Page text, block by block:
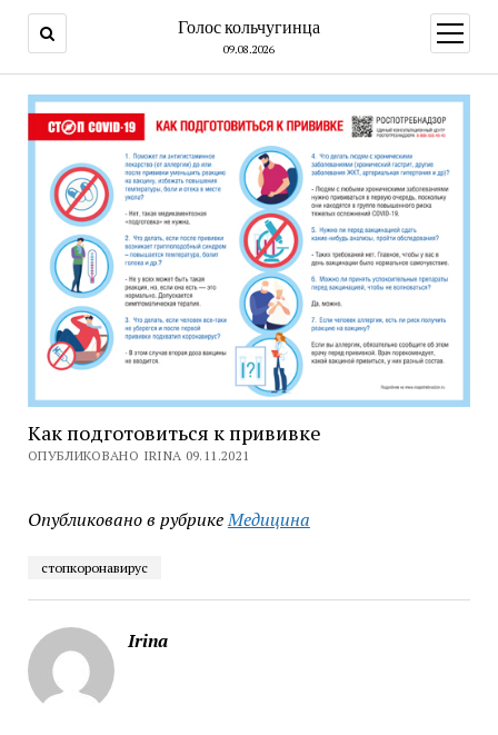
Голос кольчугинца
09.08.2026
меню
Как подготовиться к прививке
ОПУБЛИКОВАНО IRINA 09.11.2021
Опубликовано в рубрикеМедицина
стопкоронавирус
Irina